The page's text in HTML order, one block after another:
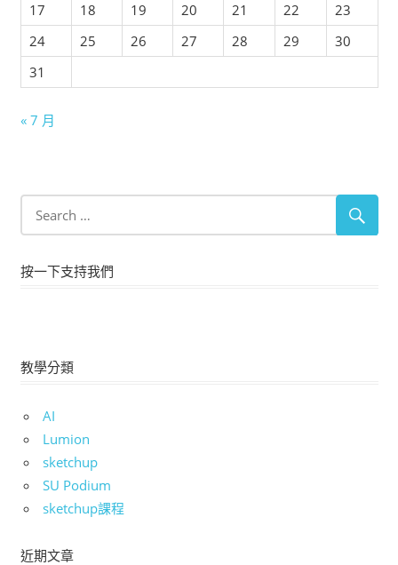
17
18 19 20 21 22
23
24
25 26 27 28 29
30
31
« 7 月
按一下支持我們
教學分類
AI
Lumion
sketchup
SU Podium
sketchup課程
近期文章